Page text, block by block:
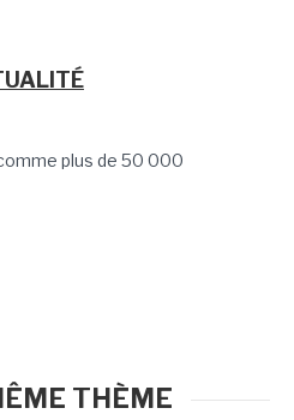
plus de 50 000
THÈME